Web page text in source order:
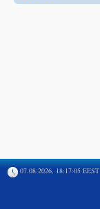
07.08.2026, 18:17:05 EEST